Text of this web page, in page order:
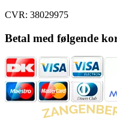
CVR: 38029975
Betal med følgende